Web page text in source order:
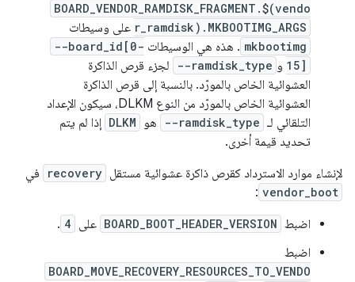
BOARD_VENDOR_RAMDISK_FRAGMENT.$(vendo
r_ramdisk).MKBOOTIMG_ARGS على وسيطات
mkbootimg . هذه هي الوسيطات --board_id[0-
15] و --ramdisk_type
لجزء قرص الذاكرة
العشوائية الخاص بالمورّد. بالنسبة إلى قرص الذاكرة
العشوائية الخاص بالمورّد من النوع DLKM، سيكون الإعداد
التلقائي لـ --ramdisk_type هو DLKM إذا لم يتم
تحديد قيمة أخرى.
لإنشاء موارد الاسترداد كقرص ذاكرة عشوائية مستقل recovery في
vendor_boot
:
اضبط BOARD_BOOT_HEADER_VERSION على 4
.
اضبط
BOARD_MOVE_RECOVERY_RESOURCES_TO_VENDO